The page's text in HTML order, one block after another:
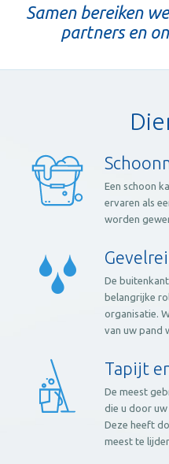
Samen bereiken
partners en
Een schoon
ervaren als
worden
De
belangrijke
organisatie.
van uw pand
Tapijt
De meest
die u door
Deze heeft
meest te